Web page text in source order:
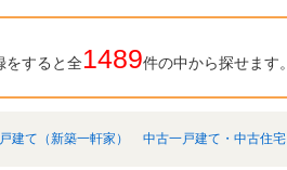
をすると全1489件の中から探せます。
建て（新築一軒家） 中古一戸建て・中古住宅